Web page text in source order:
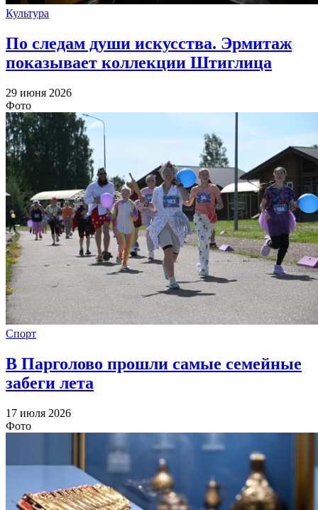
Культура
По следам души искусства. Эрмитаж
показывает коллекции Штиглица
29 июня 2026
Фото
Спорт
В Парголово прошли самые семейные
забеги лета
17 июля 2026
Фото